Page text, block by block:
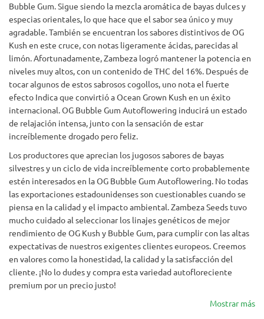
Bubble Gum. Sigue siendo la mezcla aromática de bayas dulces y
especias orientales, lo que hace que el sabor sea único y muy
agradable. También se encuentran los sabores distintivos de OG
Kush en este cruce, con notas ligeramente ácidas, parecidas al
limón. Afortunadamente, Zambeza logró mantener la potencia en
niveles muy altos, con un contenido de THC del 16%. Después de
tocar algunos de estos sabrosos cogollos, uno nota el fuerte
efecto Indica que convirtió a Ocean Grown Kush en un éxito
internacional. OG Bubble Gum Autoflowering inducirá un estado
de relajación intensa, junto con la sensación de estar
increíblemente drogado pero feliz.
Los productores que aprecian los jugosos sabores de bayas
silvestres y un ciclo de vida increíblemente corto probablemente
estén interesados ​​en la OG Bubble Gum Autoflowering. No todas
las exportaciones estadounidenses son cuestionables cuando se
piensa en la calidad y el impacto ambiental. Zambeza Seeds tuvo
mucho cuidado al seleccionar los linajes genéticos de mejor
rendimiento de OG Kush y Bubble Gum, para cumplir con las altas
expectativas de nuestros exigentes clientes europeos. Creemos
en valores como la honestidad, la calidad y la satisfacción del
cliente. ¡No lo dudes y compra esta variedad autofloreciente
premium por un precio justo!
Mostrar más